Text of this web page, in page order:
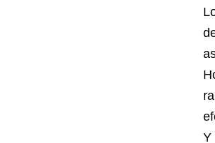
Y